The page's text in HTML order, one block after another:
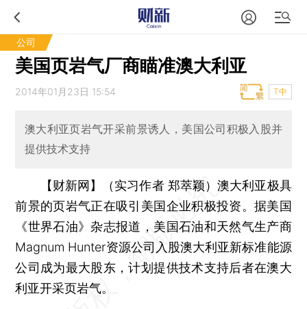
公司
美国页岩气厂商瞄准澳大利亚
2014年01月23日 15:54 T中
澳大利亚页岩气开采前景诱人，美国公司积极入股并
提供技术支持
【财新网】（实习作者 郑萃颖）澳大利亚极具
前景的页岩气正在吸引美国企业积极投资。据美国
《世界石油》杂志报道，美国石油和天然气生产商
Magnum Hunter资源公司入股澳大利亚新标准能源
公司成为最大股东，计划提供技术支持后者在澳大
利亚开采页岩气。